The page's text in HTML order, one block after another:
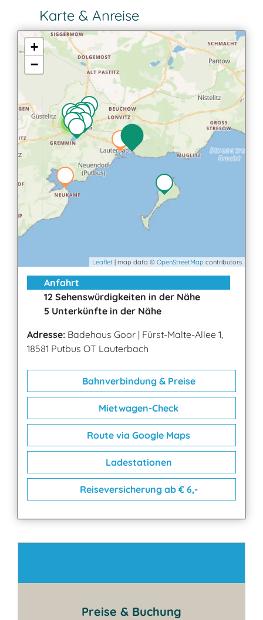
Karte & Anreise
2
+
−
Leaflet | map data © OpenStreetMap contributors
Anfahrt
12 Sehenswürdigkeiten in der Nähe
5 Unterkünfte in der Nähe
Adresse: Badehaus Goor | Fürst-Malte-Allee 1,
18581 Putbus OT Lauterbach
Bahnverbindung & Preise
Mietwagen-Check
Route via Google Maps
Ladestationen
Reiseversicherung ab € 6,-
Preise & Buchung